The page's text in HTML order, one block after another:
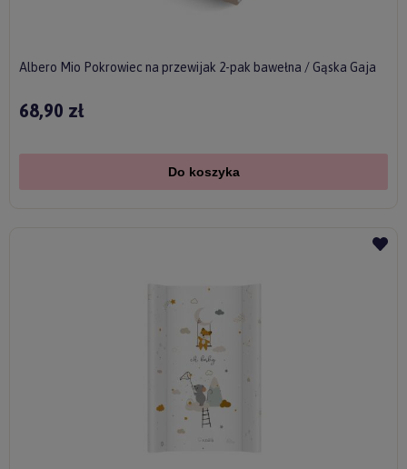
Albero Mio Pokrowiec na przewijak 2-pak bawełna / Gąska Gaja
68,90 zł
Do koszyka